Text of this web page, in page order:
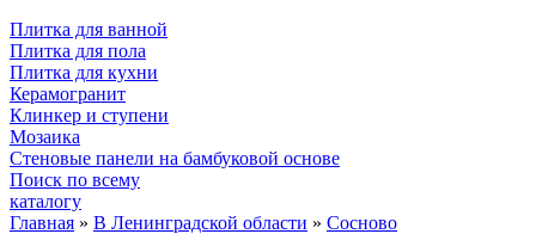
Плитка для ванной
Плитка для пола
Плитка для кухни
Керамогранит
Клинкер и ступени
Мозаика
Стеновые панели на бамбуковой основе
Поиск по всему
каталогу
Главная » В Ленинградской области » Сосново